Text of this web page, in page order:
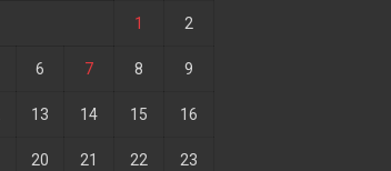
1 2
6 7 8 9
13 14 15 16
20 21 22 23